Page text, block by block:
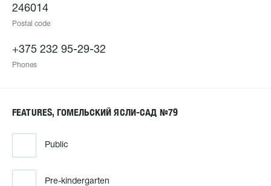
246014
Postal code
+375 232 95-29-32
Phones
FEATURES, ГОМЕЛЬСКИЙ ЯСЛИ-САД №79
Public
Pre-kindergarten